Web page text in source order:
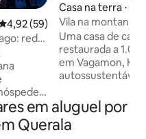
de uma avaliação média
4,92 (59)
rede,
e
Casa na terra ⋅
Vila na montanha
pedra
Uma casa de
restaurada a
em Vagamon,
autossustentável
refeições com
chef Anoop, sem
tranquilidade. O
em aluguel por
Querala